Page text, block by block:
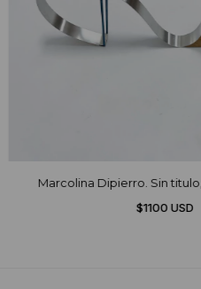
Marcolina Dipierro. Sin
$1100 USD